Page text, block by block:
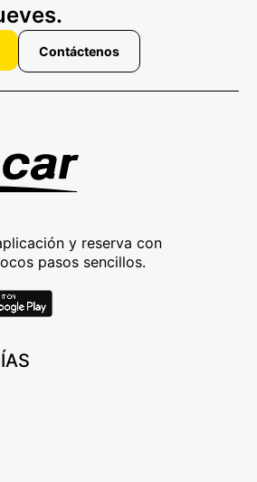
Contáctenos
y reserva con
pasos sencillos.